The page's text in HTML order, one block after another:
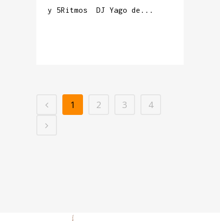
y 5Ritmos DJ Yago de...
1 2 3 4